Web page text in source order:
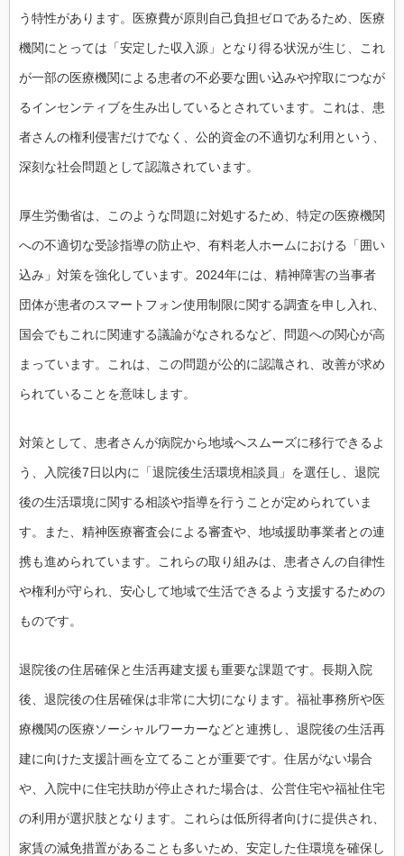
う特性があります。医療費が原則自己負担ゼロであるため、医療
機関にとっては「安定した収入源」となり得る状況が生じ、これ
が一部の医療機関による患者の不必要な囲い込みや搾取につなが
るインセンティブを生み出しているとされています。これは、患
者さんの権利侵害だけでなく、公的資金の不適切な利用という、
深刻な社会問題として認識されています。
厚生労働省は、このような問題に対処するため、特定の医療機関
への不適切な受診指導の防止や、有料老人ホームにおける「囲い
込み」対策を強化しています。2024年には、精神障害の当事者
団体が患者のスマートフォン使用制限に関する調査を申し入れ、
国会でもこれに関連する議論がなされるなど、問題への関心が高
まっています。これは、この問題が公的に認識され、改善が求め
られていることを意味します。
対策として、患者さんが病院から地域へスムーズに移行できるよ
う、入院後7日以内に「退院後生活環境相談員」を選任し、退院
後の生活環境に関する相談や指導を行うことが定められていま
す。また、精神医療審査会による審査や、地域援助事業者との連
携も進められています。これらの取り組みは、患者さんの自律性
や権利が守られ、安心して地域で生活できるよう支援するための
ものです。
退院後の住居確保と生活再建支援も重要な課題です。長期入院
後、退院後の住居確保は非常に大切になります。福祉事務所や医
療機関の医療ソーシャルワーカーなどと連携し、退院後の生活再
建に向けた支援計画を立てることが重要です。住居がない場合
や、入院中に住宅扶助が停止された場合は、公営住宅や福祉住宅
の利用が選択肢となります。これらは低所得者向けに提供され、
家賃の減免措置があることも多いため、安定した住環境を確保し